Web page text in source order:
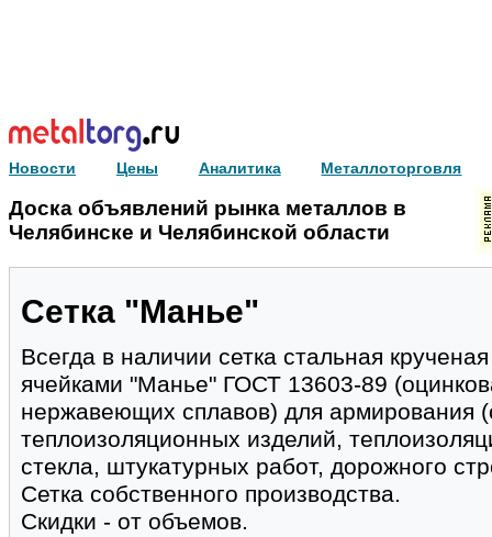
Новости Цены Аналитика Металлоторговля
Доска объявлений рынка металлов в
Челябинске и Челябинской области
Сетка "Манье"
Всегда в наличии сетка стальная
ячейками "Манье" ГОСТ 13603-89
нержавеющих сплавов) для армирования
теплоизоляционных изделий,
стекла, штукатурных работ, дорожного
Сетка собственного производства.
Скидки - от объемов.